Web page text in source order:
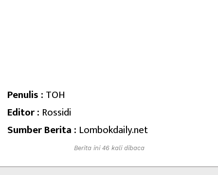
Penulis : TOH
Editor : Rossidi
Sumber Berita : Lombokdaily.net
Berita ini 46 kali dibaca